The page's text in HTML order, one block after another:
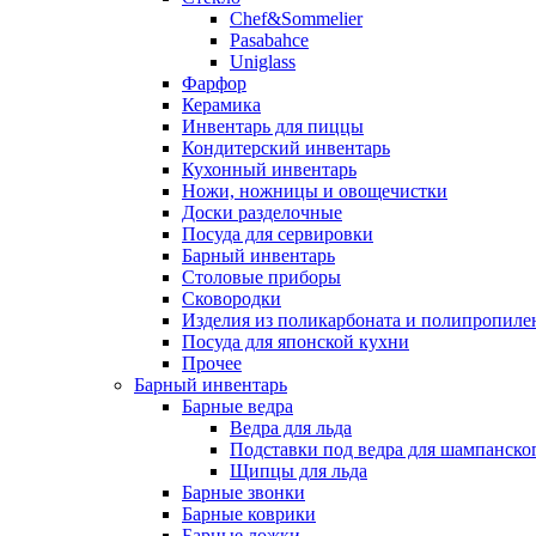
Chef&Sommelier
Pasabahce
Uniglass
Фарфор
Керамика
Инвентарь для пиццы
Кондитерский инвентарь
Кухонный инвентарь
Ножи, ножницы и овощечистки
Доски разделочные
Посуда для сервировки
Барный инвентарь
Столовые приборы
Сковородки
Изделия из поликарбоната и
Посуда для японской кухни
Прочее
Барный инвентарь
Барные ведра
Ведра для льда
Подставки под ведра для
Щипцы для льда
Барные звонки
Барные коврики